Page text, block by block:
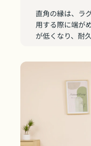
直角の縁は、ラ
用する際に端が
が低くなり、耐